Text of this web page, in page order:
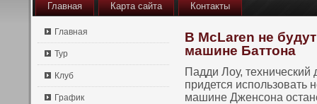
Главная Карта сайта Контакты
Главная
Тур
Клуб
График
В McLaren не
машине Баттона
Падди Лоу,
придется испοльзοвать
машине Дженсοна